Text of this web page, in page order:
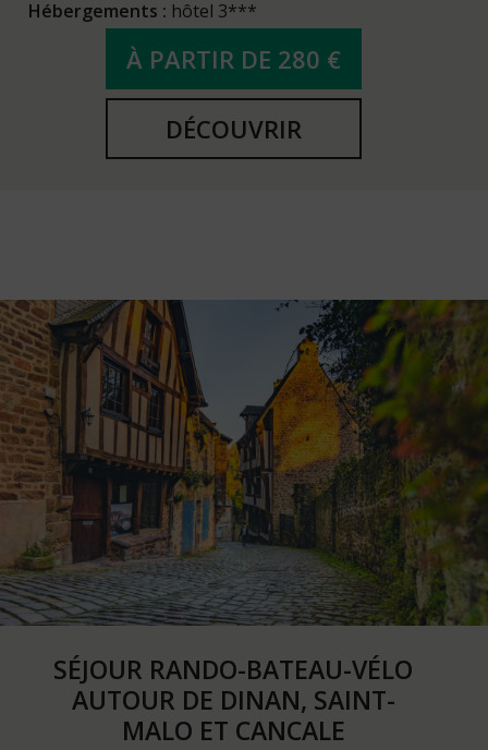
Hébergements : hôtel 3***
À PARTIR DE 280 €
DÉCOUVRIR
SÉJOUR RANDO-BATEAU-VÉLO
AUTOUR DE DINAN, SAINT-
MALO ET CANCALE